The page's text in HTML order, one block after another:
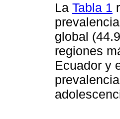
La Tabla 1
global
regiones
Ecuador y